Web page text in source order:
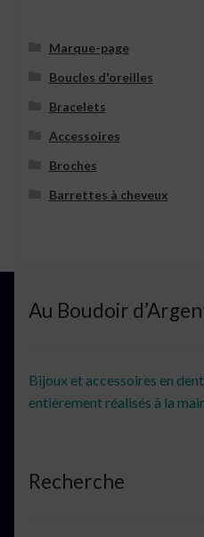
Marque-page
Boucles d'oreilles
Bracelets
Accessoires
Broches
Barrettes à cheveux
Au Boudoir
Bijoux et accessoires en
entièrement réalisés à la
Recherche